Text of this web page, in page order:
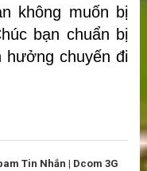
không muốn bị
bạn chuẩn bị
hưởng chuyến đi
Tin Nhắn | Dcom 3G